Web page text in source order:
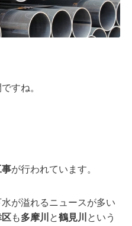
すね。
事が行われています。
が溢れるニュースが多い
区も多摩川 と鶴見川
という